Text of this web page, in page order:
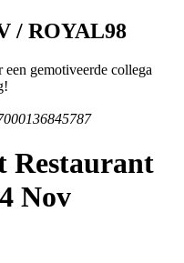
/ ROYAL98
gemotiveerde collega
Restaurant
Nov